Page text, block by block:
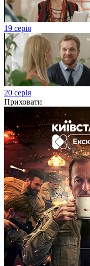
19 серія
20 серія
Приховати